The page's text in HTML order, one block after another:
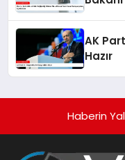
AK
Hazır
Haberin